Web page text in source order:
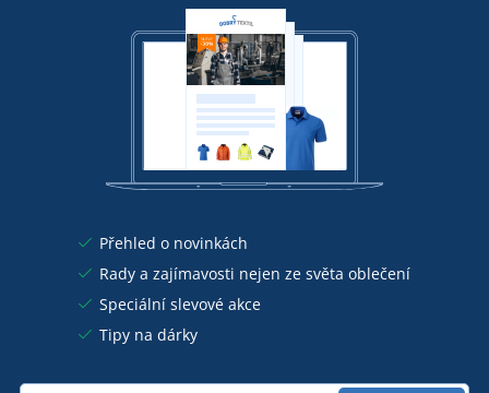
Přehled o novinkách
Rady a zajímavosti nejen ze světa oblečení
Speciální slevové akce
Tipy na dárky